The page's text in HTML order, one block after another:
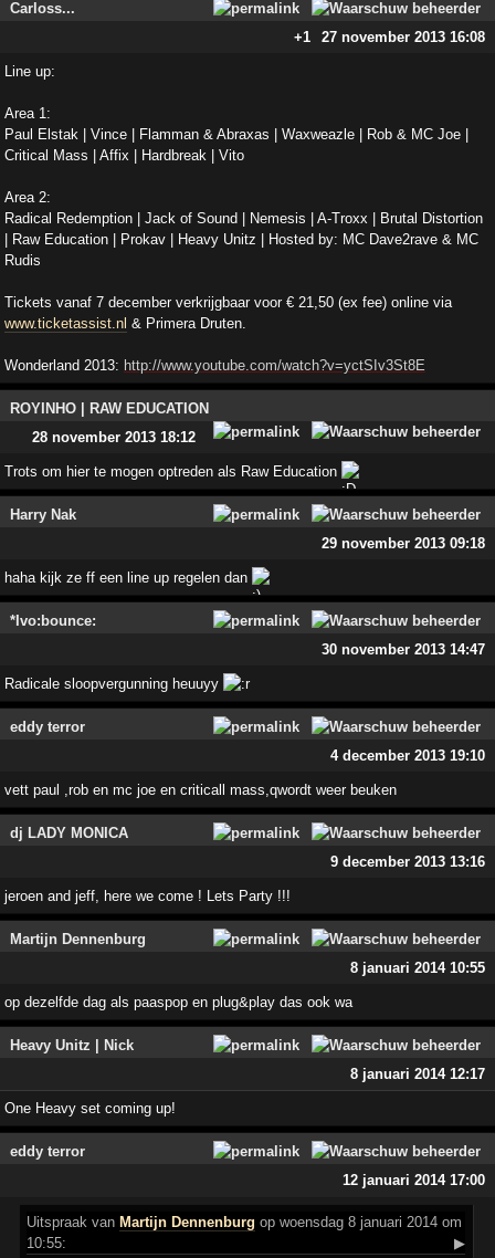
Carloss...
+1
27 november 2013 16:08
Line up:
Area 1:
Paul Elstak | Vince | Flamman & Abraxas | Waxweazle | Rob & MC Joe |
Critical Mass | Affix | Hardbreak | Vito
Area 2:
Radical Redemption | Jack of Sound | Nemesis | A-Troxx | Brutal Distortion
| Raw Education | Prokav | Heavy Unitz | Hosted by: MC Dave2rave & MC
Rudis
Tickets vanaf 7 december verkrijgbaar voor € 21,50 (ex fee) online via
www.ticketassist.nl & Primera Druten.
Wonderland 2013: http://www.youtube.com/watch?v=yctSIv3St8E
ROYINHO | RAW EDUCATION
28 november 2013 18:12
Trots om hier te mogen optreden als Raw Education
Harry Nak
29 november 2013 09:18
haha kijk ze ff een line up regelen dan
*Ivo:bounce:
30 november 2013 14:47
Radicale sloopvergunning heuuyy
eddy terror
4 december 2013 19:10
vett paul ,rob en mc joe en criticall mass,qwordt weer beuken
dj LADY MONICA
9 december 2013 13:16
jeroen and jeff, here we come ! Lets Party !!!
Martijn Dennenburg
8 januari 2014 10:55
op dezelfde dag als paaspop en plug&play das ook wa
Heavy Unitz | Nick
8 januari 2014 12:17
One Heavy set coming up!
eddy terror
12 januari 2014 17:00
Uitspraak van Martijn Dennenburg op woensdag 8 januari 2014 om
10:55:
▶